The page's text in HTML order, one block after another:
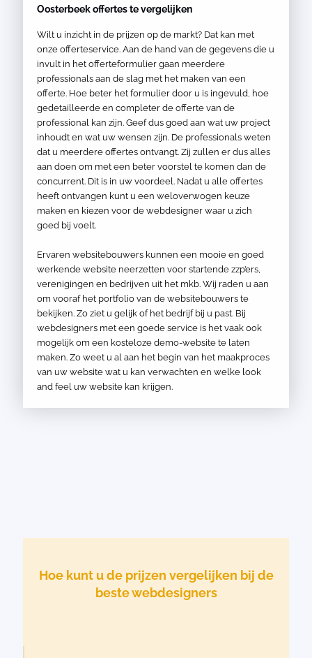
Oosterbeek offertes te vergelijken
Wilt u inzicht in de prijzen op de markt? Dat kan met
onze offerteservice. Aan de hand van de gegevens die u
invult in het offerteformulier gaan meerdere
professionals aan de slag met het maken van een
offerte. Hoe beter het formulier door u is ingevuld, hoe
gedetailleerde en completer de offerte van de
professional kan zijn. Geef dus goed aan wat uw project
inhoudt en wat uw wensen zijn. De professionals weten
dat u meerdere offertes ontvangt. Zij zullen er dus alles
aan doen om met een beter voorstel te komen dan de
concurrent. Dit is in uw voordeel. Nadat u alle offertes
heeft ontvangen kunt u een weloverwogen keuze
maken en kiezen voor de webdesigner waar u zich
goed bij voelt.
Ervaren websitebouwers kunnen een mooie en goed
werkende website neerzetten voor startende zzp’ers,
verenigingen en bedrijven uit het mkb. Wij raden u aan
om vooraf het portfolio van de websitebouwers te
bekijken. Zo ziet u gelijk of het bedrijf bij u past. Bij
webdesigners met een goede service is het vaak ook
mogelijk om een kosteloze demo-website te laten
maken. Zo weet u al aan het begin van het maakproces
van uw website wat u kan verwachten en welke look
and feel uw website kan krijgen.
Hoe kunt u de prijzen vergelijken bij de
beste webdesigners